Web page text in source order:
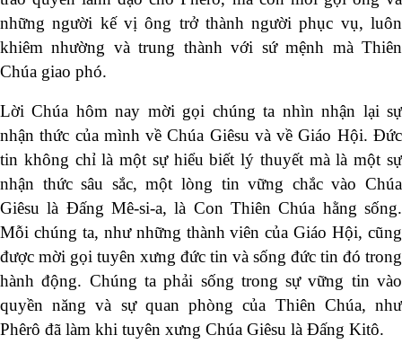
những người kế vị ông trở thành người phục vụ, luôn
khiêm nhường và trung thành với sứ mệnh mà Thiên
Chúa giao phó.
Lời Chúa hôm nay mời gọi chúng ta nhìn nhận lại sự
nhận thức của mình về Chúa Giêsu và về Giáo Hội. Đức
tin không chỉ là một sự hiểu biết lý thuyết mà là một sự
nhận thức sâu sắc, một lòng tin vững chắc vào Chúa
Giêsu là Đấng Mê-si-a, là Con Thiên Chúa hằng sống.
Mỗi chúng ta, như những thành viên của Giáo Hội, cũng
được mời gọi tuyên xưng đức tin và sống đức tin đó trong
hành động. Chúng ta phải sống trong sự vững tin vào
quyền năng và sự quan phòng của Thiên Chúa, như
Phêrô đã làm khi tuyên xưng Chúa Giêsu là Đấng Kitô.